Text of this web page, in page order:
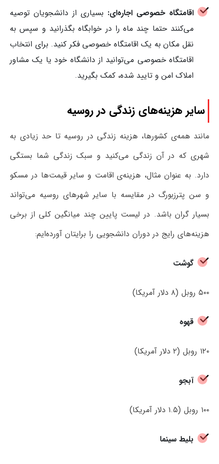
اقامتگاه خصوصی اجاره‌ای: بسیاری از دانشجویان توصیه
می‌کنند حتما چند ماه را در خوابگاه بگذرانید و سپس به
نقل مکان به یک اقامتگاه خصوصی فکر کنید. برای انتخاب
اقامتگاه خصوصی می‌توانید از دانشگاه خود یا یک مشاور
املاک امن و تایید شده، کمک بگیرید.
سایر هزینه‌های زندگی در روسیه
مانند همه‌ی کشورها، هزینه زندگی در روسیه تا حد زیادی به
شهری که در آن زندگی می‌کنید و سبک زندگی شما بستگی
دارد. به عنوان مثال، هزینه‌ی اقامت و سایر قیمت‌ها در مسکو
و سن پترزبورگ در مقایسه با سایر شهرهای روسیه می‌تواند
بسیار گران باشد. در لیست پایین چند میانگین کلی از برخی
هزینه‌های رایج در دوران دانشجویی را برایتان آورده‌ایم:
گوشت
۵۰۰ روبل (۸ دلار آمریکا)
قهوه
۱۲۰ روبل (۲ دلار آمریکا)
آبجو
۱۰۰ روبل (۱.۵ دلار آمریکا)
بلیط سینما